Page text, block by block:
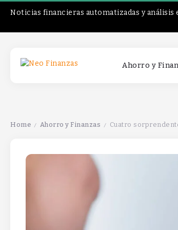
Noticias financieras automatizadas y análisis
Ahorro y
Home / Ahorro y Finanzas / Cuatro